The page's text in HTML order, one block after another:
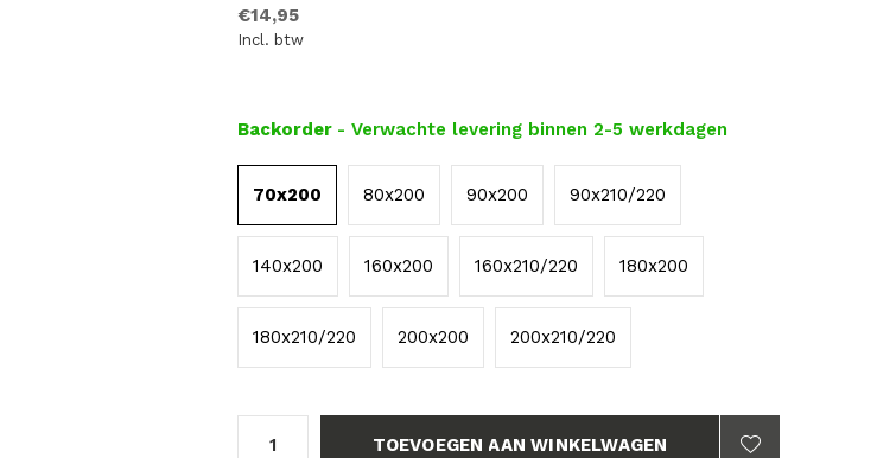
€14,95
Incl. btw
Backorder - Verwachte levering binnen 2-5 werkdagen
70x200 80x200 90x200 90x210/220
140x200 160x200 160x210/220 180x200
180x210/220 200x200 200x210/220
TOEVOEGEN AAN WINKELWAGEN